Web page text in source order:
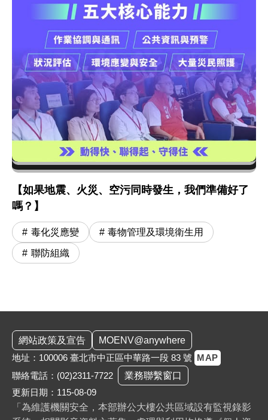
【如果地震、火災、空污同時發生，我們準備好了
嗎？】
毒化災應變 毒物管理及環境衛生用
聯防組織
網站政策及宣告
MOENV@anywhere
地址：100006 臺北市中正區中華路一段 83 號 MAP
聯絡電話： (02)2311-7722
業務聯繫窗口
更新日期：115-08-09
「為維護機關安全，本部辦公大樓公共區域設有監視錄影